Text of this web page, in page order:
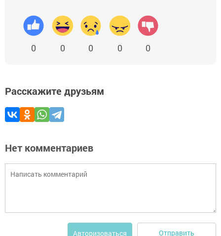
0 0 0 0 0
Расскажите друзьям
Нет комментариев
Авторизоваться Отправить